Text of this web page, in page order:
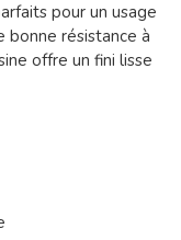
pour un usage
bonne résistance à
offre un fini lisse